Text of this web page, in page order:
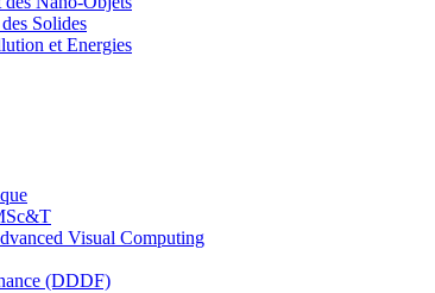
Solides
et Energies
Visual Computing
(DDDF)